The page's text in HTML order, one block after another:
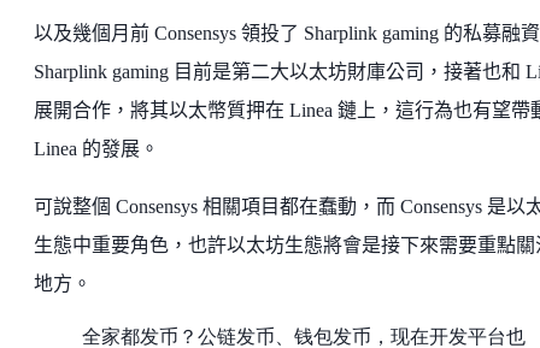
以及幾個月前 Consensys 領投了 Sharplink gaming 的私募融
Sharplink gaming 目前是第二大以太坊財庫公司，接著也和
展開合作，將其以太幣質押在 Linea 鏈上，這行為也有望帶
Linea 的發展。
可說整個 Consensys 相關項目都在蠢動，而 Consensys 是以
生態中重要角色，也許以太坊生態將會是接下來需要重點關
地方。
全家都发币？公链发币、钱包发币，现在开发平台也